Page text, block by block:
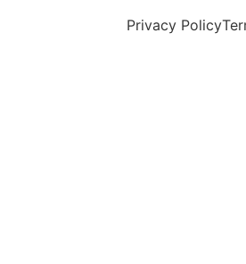
Privacy Policy